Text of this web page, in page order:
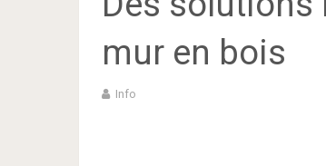
mur en bois
Info